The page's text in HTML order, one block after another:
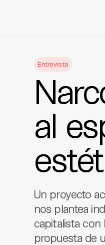
Entrevista
al
Un proyecto
nos plantea
capitalista con
propuesta de